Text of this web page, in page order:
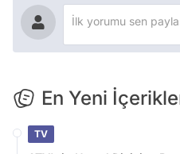
En Yeni
TV